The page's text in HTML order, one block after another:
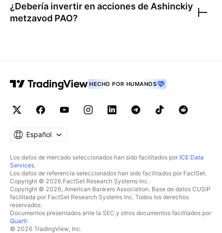
¿Debería invertir en acciones de Ashinckiy
metzavod PAO?
HECHO POR HUMANOS
Español
Los datos de mercado seleccionados han sido facilitados por ICE Data
Services.
Los datos de referencia seleccionados han sido facilitados por FactSet.
Copyright © 2026 FactSet Research Systems Inc.
Copyright © 2026, American Bankers Association. Base de datos CUSIP
facilitada por FactSet Research Systems Inc. Todos los derechos
reservados.
Documentos presentados ante la SEC y otros documentos facilitados por
Quartr.
© 2026 TradingView, Inc.